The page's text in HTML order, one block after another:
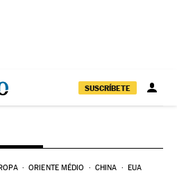
SUSCRÍBETE
ORIENTE MÉDIO CHINA EUA